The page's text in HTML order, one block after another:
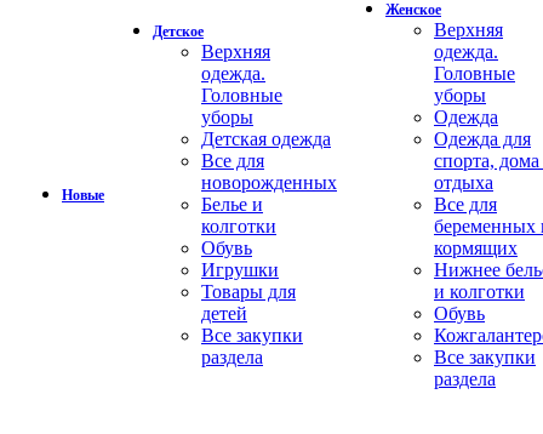
Новые
Детское
Верхняя
одежда.
Головные
уборы
Детская одежда
Все для
новорожденных
Белье и
колготки
Обувь
Игрушки
Товары для
детей
Все закупки
раздела
Женское
Верхняя
одежда.
Головные
уборы
Одежда
Одежда для
спорта,
отдыха
Все для
беременных
кормящих
Нижнее
и колготки
Обувь
Все закупки
раздела